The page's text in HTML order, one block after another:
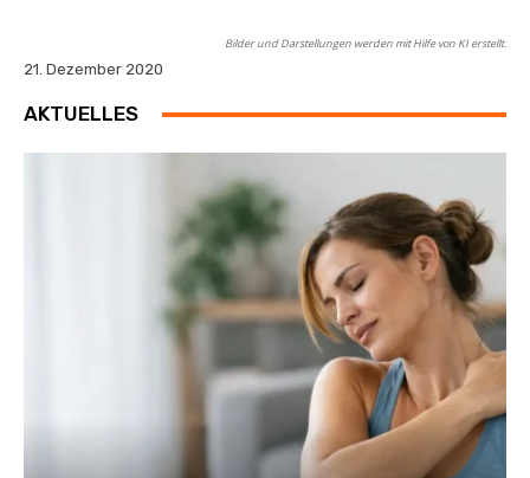
Bilder und Darstellungen werden mit Hilfe von KI erstellt.
21. Dezember 2020
AKTUELLES